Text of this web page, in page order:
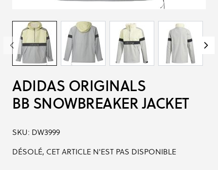
ADIDAS ORIGINALS
BB SNOWBREAKER JACKET
SKU: DW3999
DÉSOLÉ, CET ARTICLE N'EST PAS DISPONIBLE